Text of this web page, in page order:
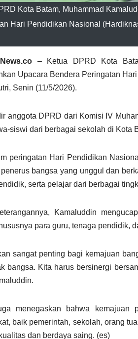
Kota Batam, Muhammad
Hari Pendidikan Nasional
– Ketua DPRD Kota
Upacara Bendera Peringatan
Senin (11/5/2026).
anggota DPRD dari Komisi IV
siswi dari berbagai sekolah di Kota
peringatan Hari Pendidikan
bangsa yang unggul dan
serta pelajar dari berbagai
Kamaluddin
para guru, tenaga pendidik,
sangat penting bagi kemajuan
bangsa. Kita harus bersinergi
menegaskan bahwa kemajuan
baik pemerintah, sekolah, orang
dan berdaya saing. (es)